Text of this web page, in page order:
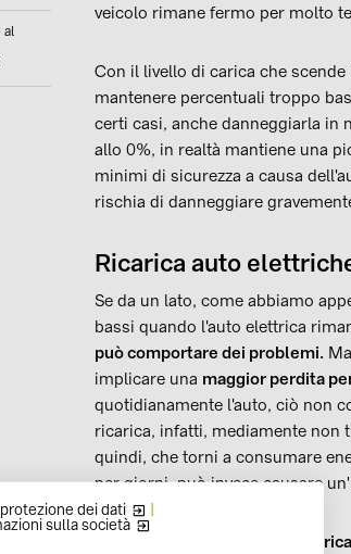
al
veicolo rimane fermo per molto
Con il livello di carica che
mantenere percentuali troppo
certi casi, anche danneggiarla in
allo 0%, in realtà mantiene una
minimi di sicurezza a causa
rischia di danneggiare
Ricarica auto
Se da un lato, come abbiamo
bassi quando l'auto elettrica
può comportare dei problemi.
implicare una maggior perdita
quotidianamente l'auto, ciò non
ricarica, infatti, mediamente non
quindi, che torni a consumare
per giorni, può invece causare
livello di
dei dati |
sulla società